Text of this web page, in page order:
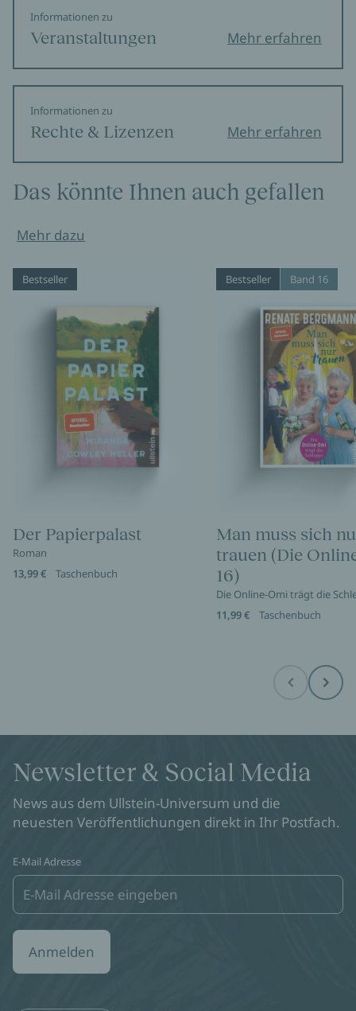
Informationen zu
Veranstaltungen Mehr erfahren
Informationen zu
Rechte & Lizenzen Mehr erfahren
Das könnte Ihnen auch gefallen
Mehr dazu
Bestseller
Der Papierpalast
Roman
13,99 €
Taschenbuch
Bestseller Band 16
Man muss sich
trauen (Die
16)
Die Online-Omi trägt die
11,99 €
Taschenbuch
Before Next
Newsletter & Social Media
News aus dem Ullstein-Universum und die
neuesten Veröffentlichungen direkt in Ihr Postfach.
E-Mail Adresse
Anmelden